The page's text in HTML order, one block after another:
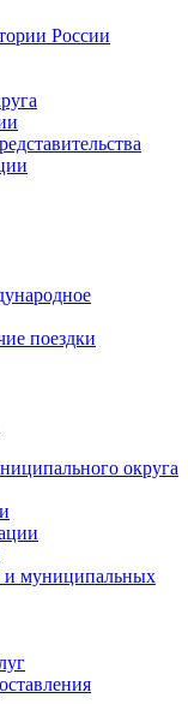
России
поездки
округа
и муниципальных